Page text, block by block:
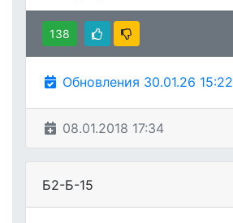
138
Обновления 30.01.26 15:22
08.01.2018 17:34
Б2-Б-15